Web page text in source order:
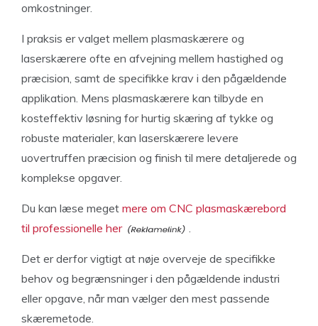
omkostninger.
I praksis er valget mellem plasmaskærere og
laserskærere ofte en afvejning mellem hastighed og
præcision, samt de specifikke krav i den pågældende
applikation. Mens plasmaskærere kan tilbyde en
kosteffektiv løsning for hurtig skæring af tykke og
robuste materialer, kan laserskærere levere
uovertruffen præcision og finish til mere detaljerede og
komplekse opgaver.
Du kan læse meget mere om CNC plasmaskærebord
til professionelle her
.
Det er derfor vigtigt at nøje overveje de specifikke
behov og begrænsninger i den pågældende industri
eller opgave, når man vælger den mest passende
skæremetode.